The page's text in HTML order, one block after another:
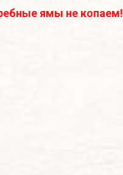
ямы не копаем!